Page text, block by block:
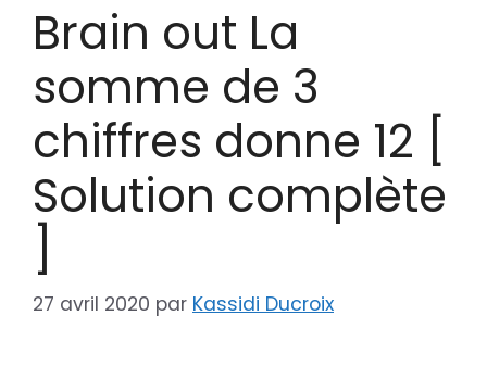
Brain out La
somme de 3
chiffres donne 12 [
Solution complète
27 avril 2020 par Kassidi Ducroix